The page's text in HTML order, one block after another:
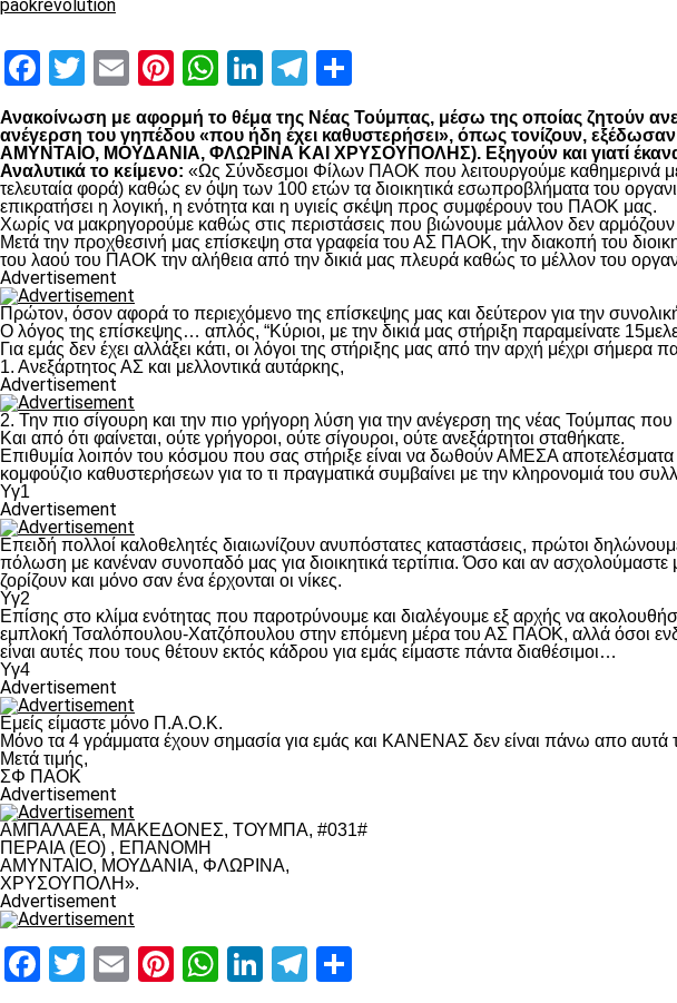
paokrevolution
Facebook
Twitter
EmailPinterest
WhatsApp
LinkedIn
Telegram
Ανακοίνωση με αφορμή το θέμα της Νέας Τούμπας, μέσω της οποίας ζητούν
ανέγερση του γηπέδου «που ήδη έχει καθυστερήσει», όπως τονίζουν,
ΑΜΥΝΤΑΙΟ, ΜΟΥΔΑΝΙΑ, ΦΛΩΡΙΝΑ ΚΑΙ ΧΡΥΣΟΥΠΟΛΗΣ). Εξηγούν και γιατί
Αναλυτικά το κείμενο: «Ως Σύνδεσμοι Φίλων ΠΑΟΚ που λειτουργούμε καθημερινά
τελευταία φορά) καθώς εν όψη των 100 ετών τα διοικητικά εσωπροβλήματα του
επικρατήσει η λογική, η ενότητα και η υγιείς σκέψη προς συμφέρουν του ΠΑΟΚ μας.
Χωρίς να μακρηγορούμε καθώς στις περιστάσεις που βιώνουμε μάλλον δεν
Μετά την προχθεσινή μας επίσκεψη στα γραφεία του ΑΣ ΠΑΟΚ, την διακοπή του
του λαού του ΠΑΟΚ την αλήθεια από την δικιά μας πλευρά καθώς το μέλλον του
Advertisement
Πρώτον, όσον αφορά το περιεχόμενο της επίσκεψης μας και δεύτερον για την
Ο λόγος της επίσκεψης… απλός, “Κύριοι, με την δικιά μας στήριξη παραμείνατε
Για εμάς δεν έχει αλλάξει κάτι, οι λόγοι της στήριξης μας από την αρχή μέχρι σήμερα
1. Ανεξάρτητος ΑΣ και μελλοντικά αυτάρκης,
Advertisement
2. Την πιο σίγουρη και την πιο γρήγορη λύση για την ανέγερση της νέας Τούμπας
Και από ότι φαίνεται, ούτε γρήγοροι, ούτε σίγουροι, ούτε ανεξάρτητοι σταθήκατε.
Επιθυμία λοιπόν του κόσμου που σας στήριξε είναι να δωθούν ΑΜΕΣΑ αποτελέσματα
κομφούζιο καθυστερήσεων για το τι πραγματικά συμβαίνει με την κληρονομιά του
Υγ1
Advertisement
Επειδή πολλοί καλοθελητές διαιωνίζουν ανυπόστατες καταστάσεις, πρώτοι
πόλωση με κανέναν συνοπαδό μας για διοικητικά τερτίπια. Όσο και αν
ζορίζουν και μόνο σαν ένα έρχονται οι νίκες.
Υγ2
Επίσης στο κλίμα ενότητας που παροτρύνουμε και διαλέγουμε εξ αρχής να
εμπλοκή Τσαλόπουλου-Χατζόπουλου στην επόμενη μέρα του ΑΣ ΠΑΟΚ, αλλά όσοι
είναι αυτές που τους θέτουν εκτός κάδρου για εμάς είμαστε πάντα διαθέσιμοι…
Υγ4
Advertisement
Εμείς είμαστε μόνο Π.Α.Ο.Κ.
Μόνο τα 4 γράμματα έχουν σημασία για εμάς και ΚΑΝΕΝΑΣ δεν είναι πάνω απο αυτά
Μετά τιμής,
ΣΦ ΠΑΟΚ
Advertisement
ΑΜΠΑΛΑΕΑ, ΜΑΚΕΔΟΝΕΣ, ΤΟΥΜΠΑ, #031#
ΠΕΡΑΙΑ (ΕΟ) , ΕΠΑΝΟΜΗ
ΑΜΥΝΤΑΙΟ, ΜΟΥΔΑΝΙΑ, ΦΛΩΡΙΝΑ,
ΧΡΥΣΟΥΠΟΛΗ».
Advertisement
Facebook
Twitter
EmailPinterest
WhatsApp
LinkedIn
Telegram